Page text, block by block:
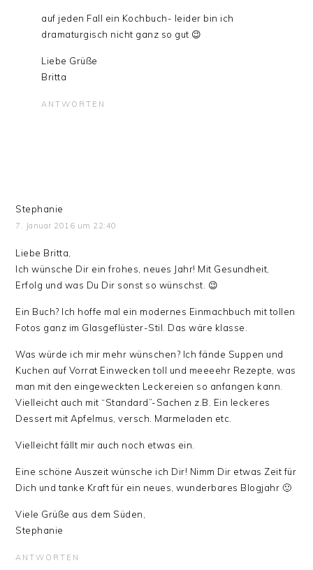
auf jeden Fall ein Kochbuch- leider bin ich
dramaturgisch nicht ganz so gut 😉
Liebe Grüße
Britta
ANTWORTEN
Stephanie
7. Januar 2016 um 22:40
Liebe Britta,
Ich wünsche Dir ein frohes, neues Jahr! Mit Gesundheit,
Erfolg und was Du Dir sonst so wünschst. 😉
Ein Buch? Ich hoffe mal ein modernes Einmachbuch mit tollen
Fotos ganz im Glasgeflüster-Stil. Das wäre klasse.
Was würde ich mir mehr wünschen? Ich fände Suppen und
Kuchen auf Vorrat Einwecken toll und meeeehr Rezepte, was
man mit den eingeweckten Leckereien so anfangen kann.
Vielleicht auch mit “Standard”-Sachen z.B. Ein leckeres
Dessert mit Apfelmus, versch. Marmeladen etc.
Vielleicht fällt mir auch noch etwas ein.
Eine schöne Auszeit wünsche ich Dir! Nimm Dir etwas Zeit für
Dich und tanke Kraft für ein neues, wunderbares Blogjahr 🙂
Viele Grüße aus dem Süden,
Stephanie
ANTWORTEN